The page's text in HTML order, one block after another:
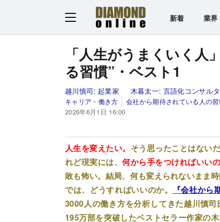
新着 業界
「人生がうまくいく
る習慣”・ベスト1
越川慎司: 起業家 木暮太一: 言語化コンサル
キャリア・働き方
会社から期待されている人の
2026年6月1日 16:00
人生を変えたい。 そう思ったことはない
れど現実には、何から手をつければいい
敗も怖い。結局、何も変えられないまま時
では、どうすればいいのか。
『会社か
3000人の働き方を分析してきた越川慎司
195万部を突破したベストセラー作家の木